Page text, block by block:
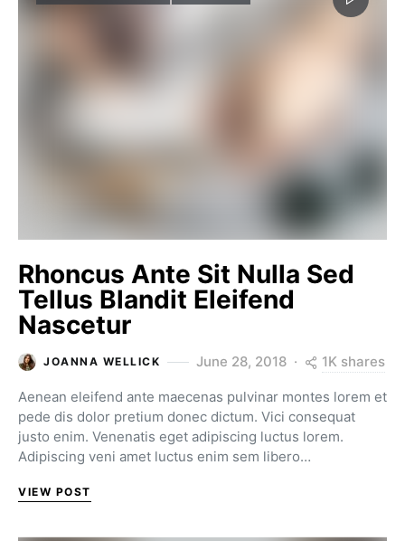
Rhoncus Ante Sit Nulla Sed
Tellus Blandit Eleifend
Nascetur
JOANNA WELLICK June 28, 2018 1K shares
Aenean eleifend ante maecenas pulvinar montes lorem et
pede dis dolor pretium donec dictum. Vici consequat
justo enim. Venenatis eget adipiscing luctus lorem.
Adipiscing veni amet luctus enim sem libero…
VIEW POST